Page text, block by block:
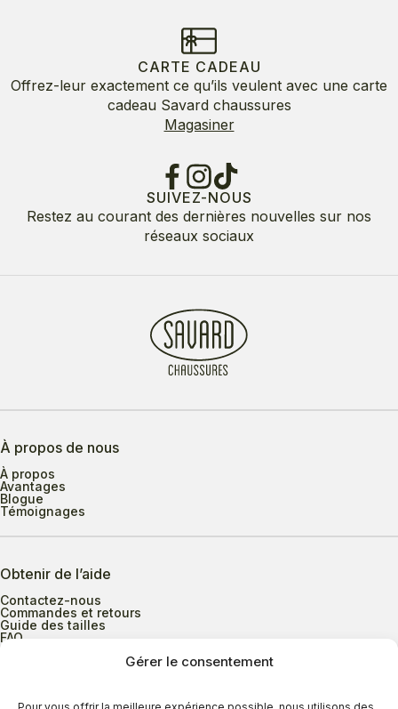
Gérer le consentement
CARTE CADEAU
Offrez-leur exactement ce qu’ils veulent avec une carte
cadeau Savard chaussures
Magasiner
SUIVEZ-NOUS
Restez au courant des dernières nouvelles sur nos
réseaux sociaux
À propos de nous
À propos
Avantages
Blogue
Témoignages
Obtenir de l’aide
Contactez-nous
Commandes et retours
Guide des tailles
FAQ